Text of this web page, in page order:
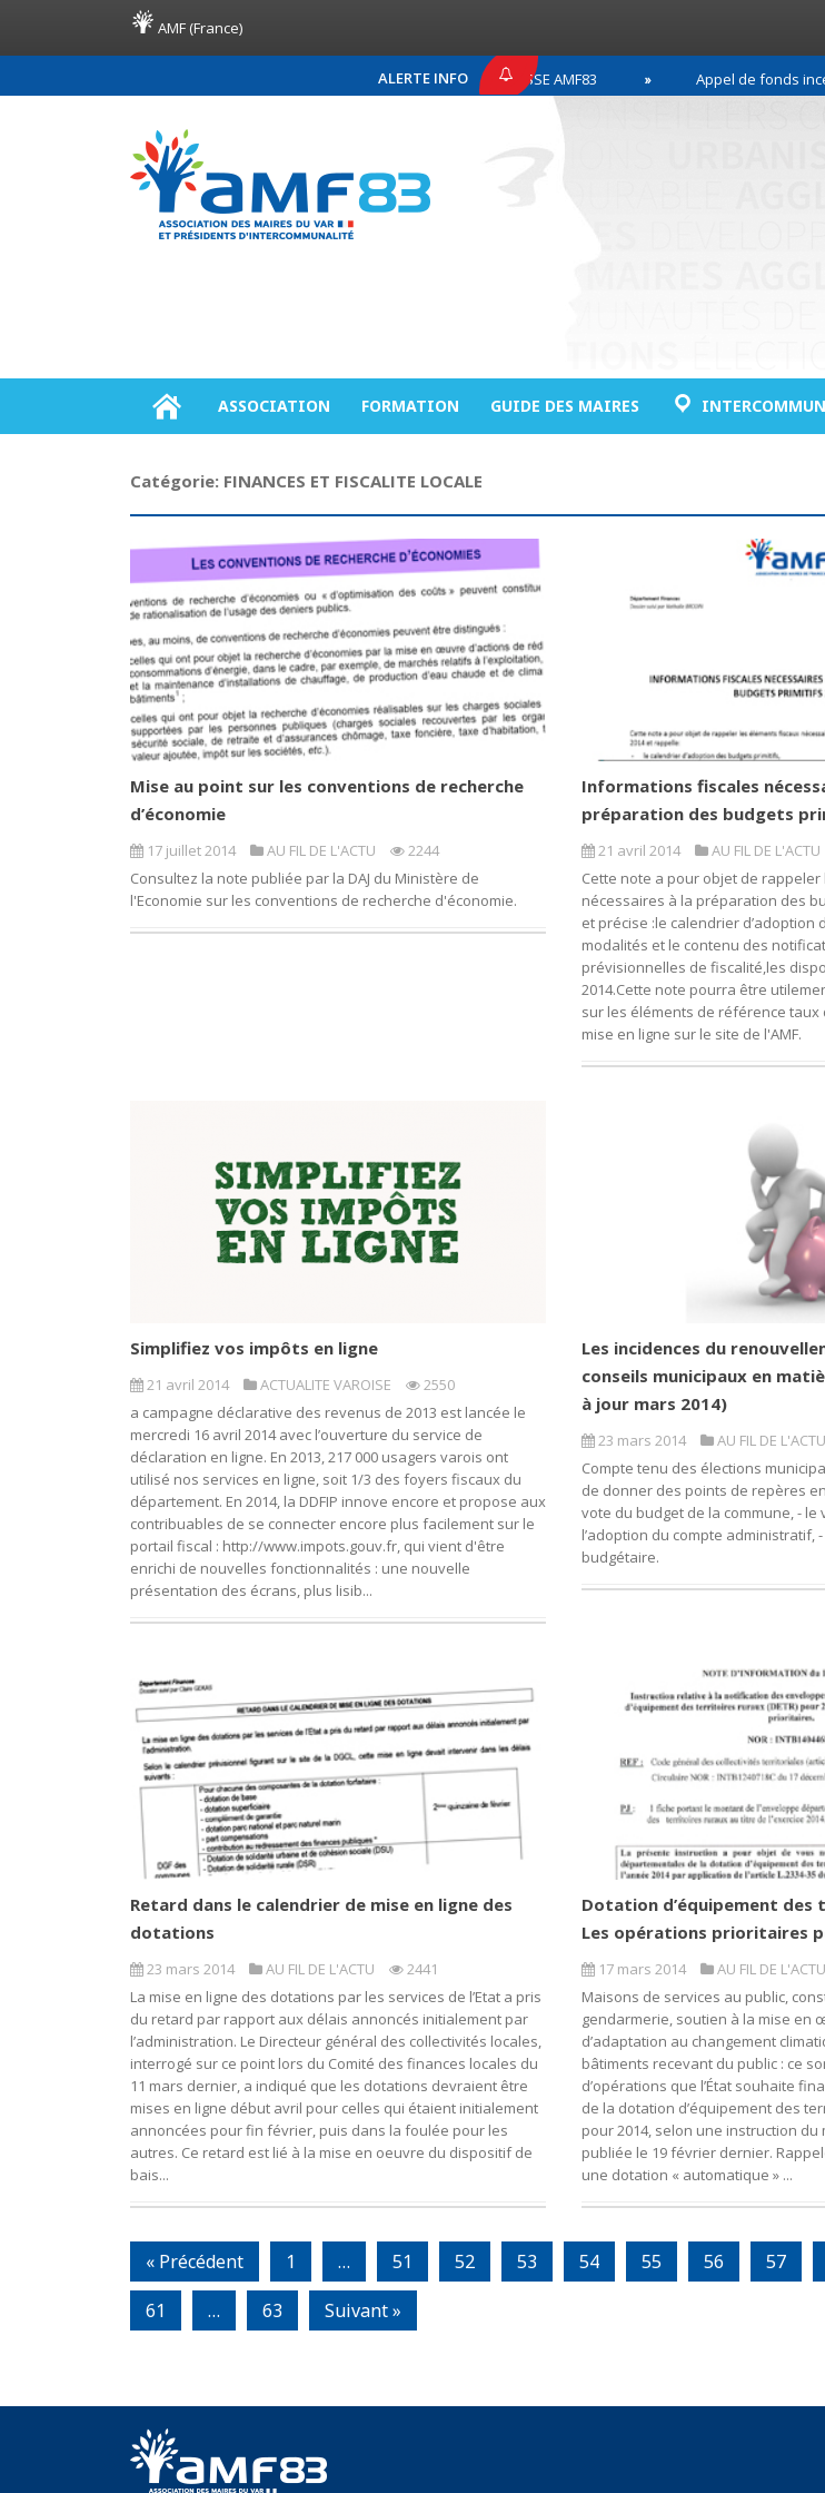
AMF (France)
ALERTE INFO
COMMUNIQUÉ DE PRESSE AMF83 Appel de fonds
ASSOCIATION FORMATION GUIDE DES MAIRES
Catégorie: FINANCES ET FISCALITE LOCALE
Mise au point sur les conventions de recherche
d’économie
17 juillet 2014 AU FIL DE L'ACTU
2244
Consultez la note publiée par la DAJ du Ministère de
l'Economie sur les conventions de recherche d'économie.
Informations fiscales
préparation des budgets
21 avril 2014 AU FIL DE L'ACTU
Cette note a pour objet de
nécessaires à la préparation des
et précise :le calendrier d’adoption
modalités et le contenu des
prévisionnelles de fiscalité,les
2014.Cette note pourra être
sur les éléments de référence taux
mise en ligne sur le site de l'AMF.
Simplifiez vos impôts en ligne
21 avril 2014 ACTUALITE VAROISE
2550
a campagne déclarative des revenus de 2013 est lancée le
mercredi 16 avril 2014 avec l’ouverture du service de
déclaration en ligne. En 2013, 217 000 usagers varois ont
utilisé nos services en ligne, soit 1/3 des foyers fiscaux du
département. En 2014, la DDFIP innove encore et propose aux
contribuables de se connecter encore plus facilement sur le
portail fiscal : http://www.impots.gouv.fr, qui vient d'être
enrichi de nouvelles fonctionnalités : une nouvelle
présentation des écrans, plus lisib...
Les incidences du
conseils municipaux en
à jour mars 2014)
23 mars 2014 AU FIL DE L'ACTU
Compte tenu des élections
de donner des points de repères
vote du budget de la commune, - le
l’adoption du compte administratif,
budgétaire.
Retard dans le calendrier de mise en ligne des
dotations
23 mars 2014 AU FIL DE L'ACTU
2441
La mise en ligne des dotations par les services de l’Etat a pris
du retard par rapport aux délais annoncés initialement par
l’administration. Le Directeur général des collectivités locales,
interrogé sur ce point lors du Comité des finances locales du
11 mars dernier, a indiqué que les dotations devraient être
mises en ligne début avril pour celles qui étaient initialement
annoncées pour fin février, puis dans la foulée pour les
autres. Ce retard est lié à la mise en oeuvre du dispositif de
bais...
Dotation d’équipement
Les opérations prioritaires
17 mars 2014 AU FIL DE L'ACTU
Maisons de services au public,
gendarmerie, soutien à la mise en
d’adaptation au changement
bâtiments recevant du public : ce
d’opérations que l’État souhaite
de la dotation d’équipement des
pour 2014, selon une instruction du
publiée le 19 février dernier.
une dotation « automatique » ...
« Précédent 1 … 51 52 53 54 55 56 57
61
… 63 Suivant »